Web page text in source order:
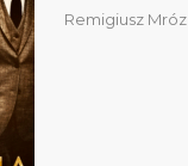
Remigiusz Mróz